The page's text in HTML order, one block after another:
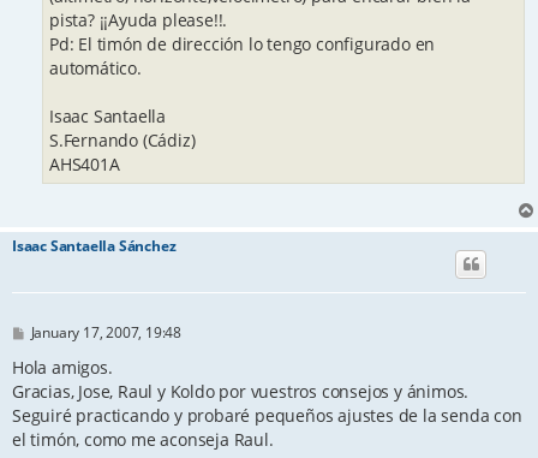
pista? ¡¡Ayuda please!!.
Pd: El timón de dirección lo tengo configurado en
automático.
Isaac Santaella
S.Fernando (Cádiz)
AHS401A
Isaac Santaella Sánchez
P
s
January 17, 2007, 19:48
Hola amigos.
Gracias, Jose, Raul y Koldo por vuestros consejos y ánimos.
Seguiré practicando y probaré pequeños ajustes de la senda con
el timón, como me aconseja Raul.